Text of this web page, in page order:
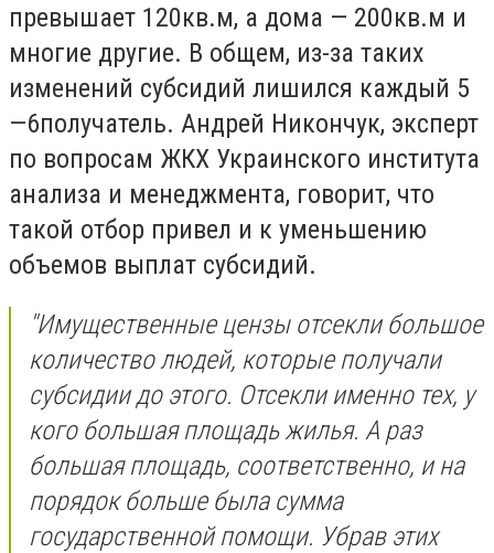
превышает 120кв.м, а дома — 200кв.м и
многие другие. В общем, из-за таких
изменений субсидий лишился каждый 5
—6получатель. Андрей Никончук, эксперт
по вопросам ЖКХ Украинского института
анализа и менеджмента, говорит, что
такой отбор привел и к уменьшению
объемов выплат субсидий.
"Имущественные цензы отсекли большое
количество людей, которые получали
субсидии до этого. Отсекли именно тех, у
кого большая площадь жилья. А раз
большая площадь, соответственно, и на
порядок больше была сумма
государственной помощи. Убрав этих